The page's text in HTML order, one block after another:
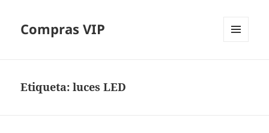
Compras VIP
Etiqueta:luces LED